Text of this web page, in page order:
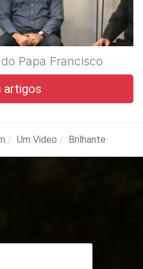
Papa Francisco
artigos
Um Video Brilhante